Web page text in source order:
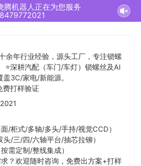
腾机器人正在为您服务
余年行业经验，源头工厂，专注锁螺
⭐深耕汽配（车门/车灯）锁螺丝及AI
3C/家电/新能源。
费打样验证
/柜式/多轴/多头/手持/视觉CCD）
头/三/四/六轴平台/抽芯拉铆）
需定制/整线集成）
求？欢迎随时咨询，免费出方案+打样